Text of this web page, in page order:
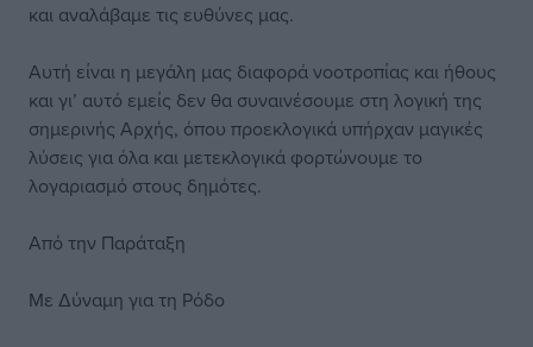
και αναλάβαμε τις ευθύνες μας.
Αυτή είναι η μεγάλη μας διαφορά νοοτροπίας και ήθους
και γι’ αυτό εμείς δεν θα συναινέσουμε στη λογική της
σημερινής Αρχής, όπου προεκλογικά υπήρχαν μαγικές
λύσεις για όλα και μετεκλογικά φορτώνουμε το
λογαριασμό στους δημότες.
Από την Παράταξη
Με Δύναμη για τη Ρόδο